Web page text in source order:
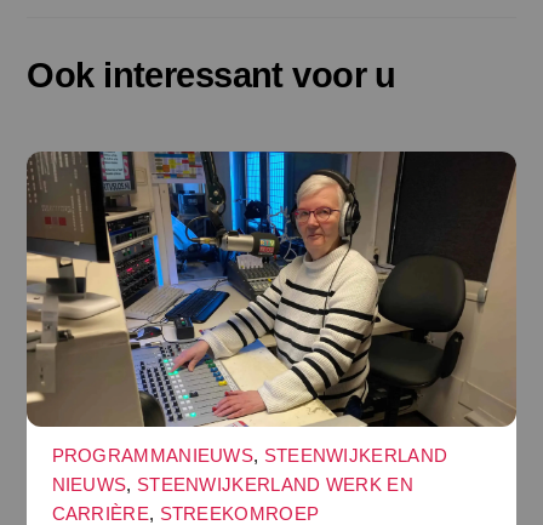
Ook interessant voor u
PROGRAMMANIEUWS, STEENWIJKERLAND
NIEUWS, STEENWIJKERLAND WERK EN
CARRIÈRE, STREEKOMROEP